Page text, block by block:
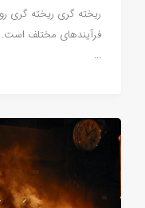
ریخته گری ریخته گری
فرآیندهای مختلف است.
...